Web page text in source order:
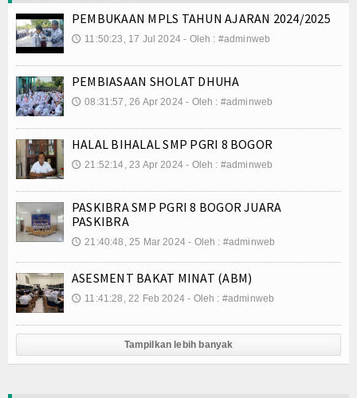
PEMBUKAAN MPLS TAHUN AJARAN 2024/2025
🕔 11:50:23, 17 Jul 2024 - Oleh : #adminweb
PEMBIASAAN SHOLAT DHUHA
🕔 08:31:57, 26 Apr 2024 - Oleh : #adminweb
HALAL BIHALAL SMP PGRI 8 BOGOR
🕔 21:52:14, 23 Apr 2024 - Oleh : #adminweb
PASKIBRA SMP PGRI 8 BOGOR JUARA
PASKIBRA
🕔 21:40:48, 25 Mar 2024 - Oleh : #adminweb
ASESMENT BAKAT MINAT (ABM)
🕔 11:41:28, 22 Feb 2024 - Oleh : #adminweb
Tampilkan lebih banyak